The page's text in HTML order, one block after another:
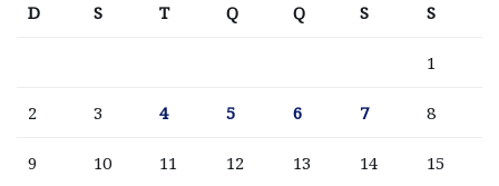
D
S T Q Q S S
1
2 3 4 5 6 7 8
9 10 11 12 13 14 15